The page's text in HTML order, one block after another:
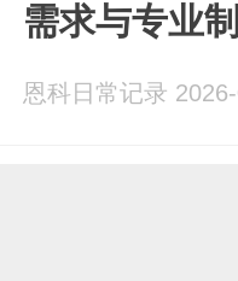
需求与专业
恩科日常记录